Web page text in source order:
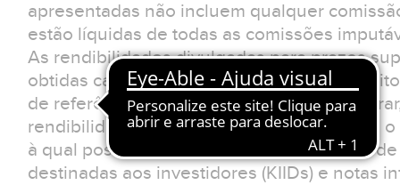
apresentadas não incluem qualquer
estão líquidas de todas as comissões
As rendibilidades divulgadas para prazos
obtidas caso o investimento tivesse sido
de referência. O investidor deverá
rendibilidades apresentadas não reflectem
à qual possa estar sujeito.Os documentos
destinadas aos investidores (KIIDs) e notas